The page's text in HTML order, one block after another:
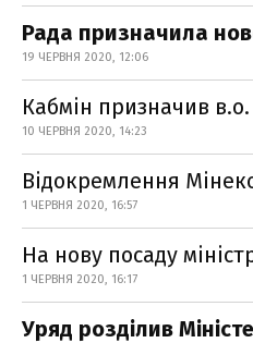
Рада призначила
19 ЧЕРВНЯ 2020, 12:06
Кабмін призначив в.о.
10 ЧЕРВНЯ 2020, 14:23
Відокремлення
1 ЧЕРВНЯ 2020, 16:57
На нову посаду
1 ЧЕРВНЯ 2020, 16:17
Уряд розділив